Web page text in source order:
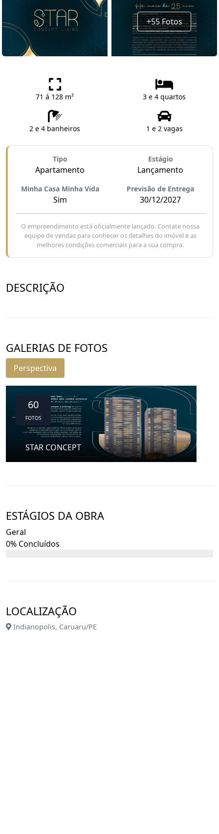
+55 Fotos
71 á 128 m² 3 e 4 quartos
2 e 4 banheiros 1 e 2 vagas
Tipo
Apartamento
Estágio
Lançamento
Minha Casa Minha Vida
Sim
Previsão de Entrega
30/12/2027
O empreendimento está oficialmente lançado. Contate nossa
equipe de vendas para conhecer os detalhes do imóvel e as
melhores condições comerciais para a sua compra.
DESCRIÇÃO
GALERIAS DE FOTOS
Perspectiva
STAR CONCEPT
60
FOTOS
ESTÁGIOS DA OBRA
Geral
0% Concluídos
LOCALIZAÇÃO
Indianopolis, Caruaru/PE